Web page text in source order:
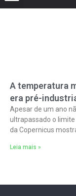
A temperatura
era pré-
Apesar de um ano
ultrapassado o
da Copernicus
Leia mais »